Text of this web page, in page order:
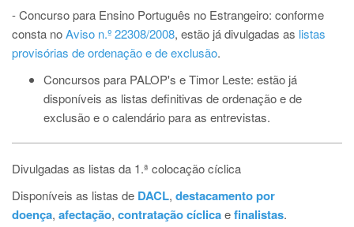
-Concurso para Ensino Português no Estrangeiro: conforme
consta noAviso n.º 22308/2008, estão já divulgadas as listas
provisórias de ordenação e de exclusão.
Concursos para PALOP's e Timor Leste: estão já
disponíveis as listas definitivas de ordenação e de
exclusãoe ocalendário para as entrevistas.
Divulgadas as listas da 1.ª colocação cíclica
Disponíveis as listas de DACL, destacamento por
doença, afectação, contratação cíclicaefinalistas.